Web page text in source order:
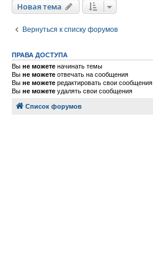
Новая тема
Вернуться к списку форумов
ПРАВА ДОСТУПА
Вы не можете начинать темы
Вы не можете отвечать на сообщения
Вы не можете редактировать свои сообщения
Вы не можете удалять свои сообщения
Список форумов